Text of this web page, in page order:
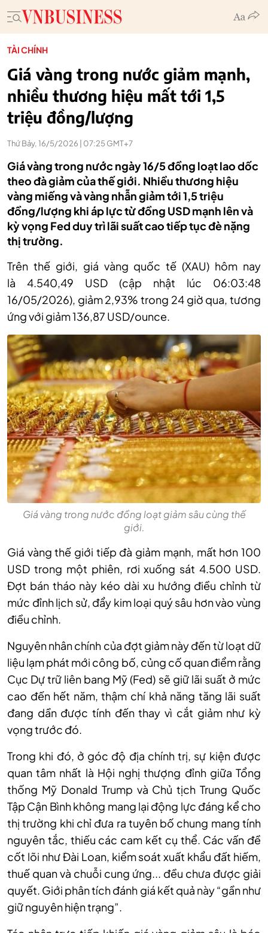
TÀI CHÍNH
Giá vàng trong nước giảm mạnh,
nhiều thương hiệu mất tới 1,5
triệu đồng/lượng
Thứ Bảy, 16/5/2026 | 07:25 GMT+7
Giá vàng trong nước ngày 16/5 đồng loạt lao dốc
theo đà giảm của thế giới. Nhiều thương hiệu
vàng miếng và vàng nhẫn giảm tới 1,5 triệu
đồng/lượng khi áp lực từ đồng USD mạnh lên và
kỳ vọng Fed duy trì lãi suất cao tiếp tục đè nặng
thị trường.
Trên thế giới, giá vàng quốc tế (XAU) hôm nay
là 4.540,49 USD (cập nhật lúc 06:03:48
16/05/2026), giảm 2,93% trong 24 giờ qua, tương
ứng với giảm 136,87 USD/ounce.
Giá vàng trong nước đồng loạt giảm sâu cùng thế
giới.
Giá vàng thế giới tiếp đà giảm mạnh, mất hơn 100
USD trong một phiên, rơi xuống sát 4.500 USD.
Đợt bán tháo này kéo dài xu hướng điều chỉnh từ
mức đỉnh lịch sử, đẩy kim loại quý sâu hơn vào vùng
điều chỉnh.
Nguyên nhân chính của đợt giảm này đến từ loạt dữ
liệu lạm phát mới công bố, củng cố quan điểm rằng
Cục Dự trữ liên bang Mỹ (Fed) sẽ giữ lãi suất ở mức
cao đến hết năm, thậm chí khả năng tăng lãi suất
đang dần được tính đến thay vì cắt giảm như kỳ
vọng trước đó.
Trong khi đó, ở góc độ địa chính trị, sự kiện được
quan tâm nhất là Hội nghị thượng đỉnh giữa Tổng
thống Mỹ Donald Trump và Chủ tịch Trung Quốc
Tập Cận Bình không mang lại động lực đáng kể cho
thị trường khi chỉ đưa ra tuyên bố chung mang tính
nguyên tắc, thiếu các cam kết cụ thể. Các vấn đề
cốt lõi như Đài Loan, kiểm soát xuất khẩu đất hiếm,
thuế quan và chuỗi cung ứng... đều chưa được giải
quyết. Giới phân tích đánh giá kết quả này “gần như
giữ nguyên hiện trạng”.